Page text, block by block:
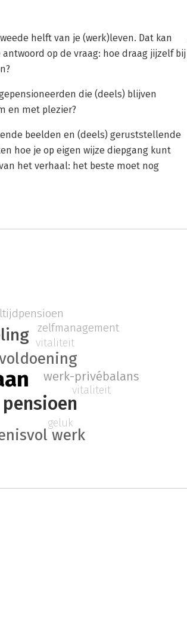
helft van je (werk)leven. Dat kan
antwoord op de vraag: hoe draag jijzelf bij
die (deels) blijven
en met plezier?
beelden en (deels) geruststellende
hoe je op eigen wijze diepgang kunt
het verhaal: het beste moet nog
pensioen
werk
werk-privébalans
zelfmanagement
vitaliteit
geluk
vitaliteit